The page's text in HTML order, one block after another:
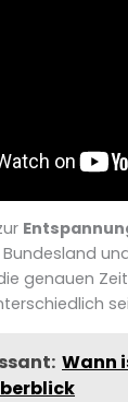
genauen
Wann